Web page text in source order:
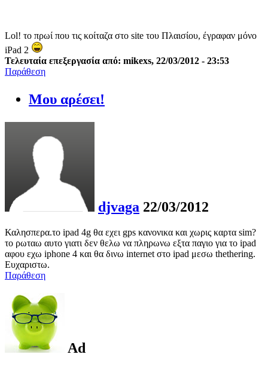
Lol! το πρωί που τις κοίταζα στο site του Πλαισίου, έγραφαν μόνο
iPad 2
Τελευταία επεξεργασία από: mikexs, 22/03/2012 - 23:53
Παράθεση
Μου αρέσει!
djvaga 22/03/2012
Καλησπερα.το ipad 4g θα εχει gps κανονικα και χωρις καρτα sim?
το ρωταω αυτο γιατι δεν θελω να πληρωνω εξτα παγιο για το ipad
αφου εχω iphone 4 και θα δινω internet στο ipad μεσω thethering.
Ευχαριστω.
Παράθεση
Ad